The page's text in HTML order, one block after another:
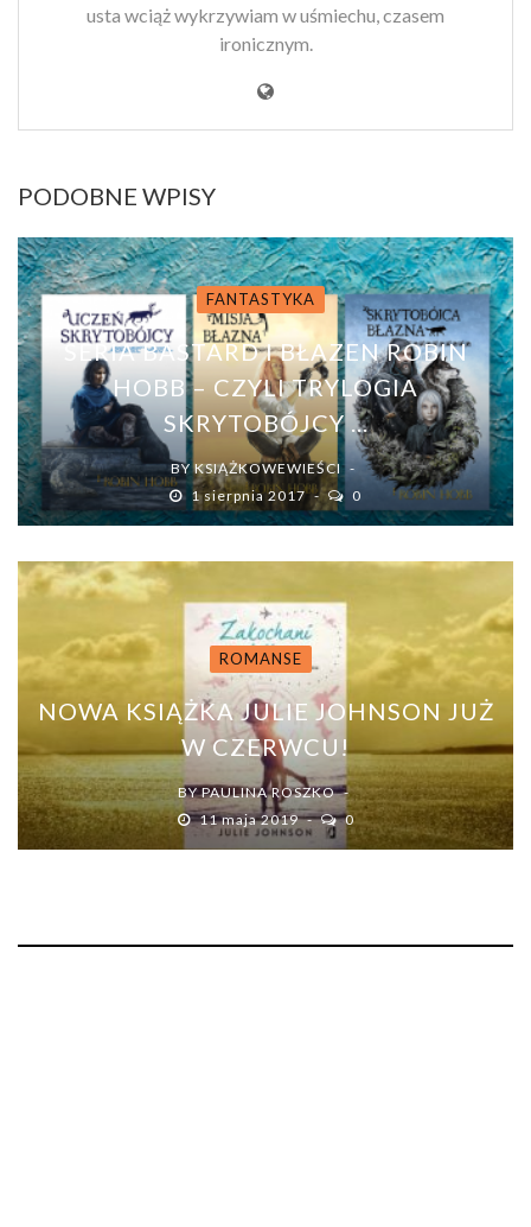
usta wciąż wykrzywiam w uśmiechu, czasem
ironicznym.
PODOBNE WPISY
FANTASTYKA
SERIA BASTARD I BŁAZEN ROBIN
HOBB – CZYLI TRYLOGIA
SKRYTOBÓJCY ...
BYKSIĄŻKOWEWIEŚCI
1 sierpnia 2017
0
ROMANSE
NOWA KSIĄŻKA JULIE JOHNSON JUŻ
W CZERWCU!
BYPAULINA ROSZKO
11 maja 2019
0